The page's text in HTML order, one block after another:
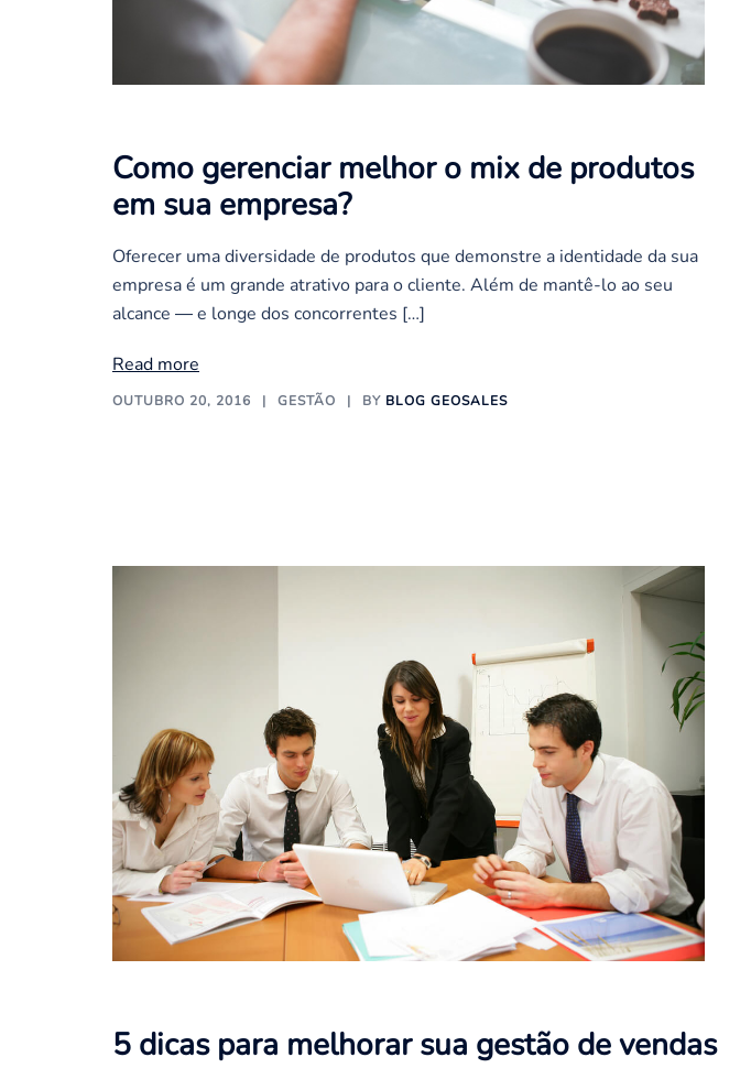
Como gerenciar melhor o mix de produtos
em sua empresa?
Oferecer uma diversidade de produtos que demonstre a identidade da sua
empresa é um grande atrativo para o cliente. Além de mantê-lo ao seu
alcance ― e longe dos concorrentes […]
Read more
OUTUBRO 20, 2016 GESTÃO BY BLOG GEOSALES
5 dicas para melhorar sua gestão de vendas